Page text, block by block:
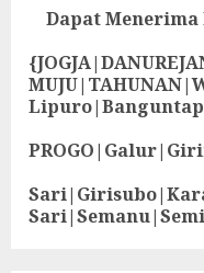
Dapat